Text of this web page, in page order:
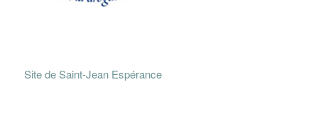
Site de Saint-Jean Espérance